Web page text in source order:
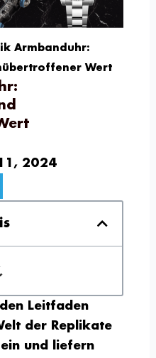
Armbanduhr:
Wert
2024
Leitfaden
der Replikate
und liefern